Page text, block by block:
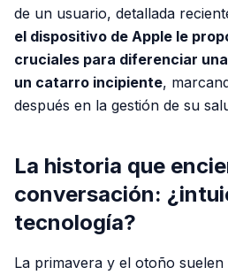
de un usuario, detallada
el dispositivo de Apple le
cruciales para diferenciar
un catarro incipiente,
después en la gestión de su
La historia que
conversación:
tecnología?
La primavera y el otoño suelen